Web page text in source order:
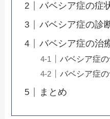
バベシア症の症
バベシア症の診
バベシア症の治
バベシア症
バベシア症
まとめ